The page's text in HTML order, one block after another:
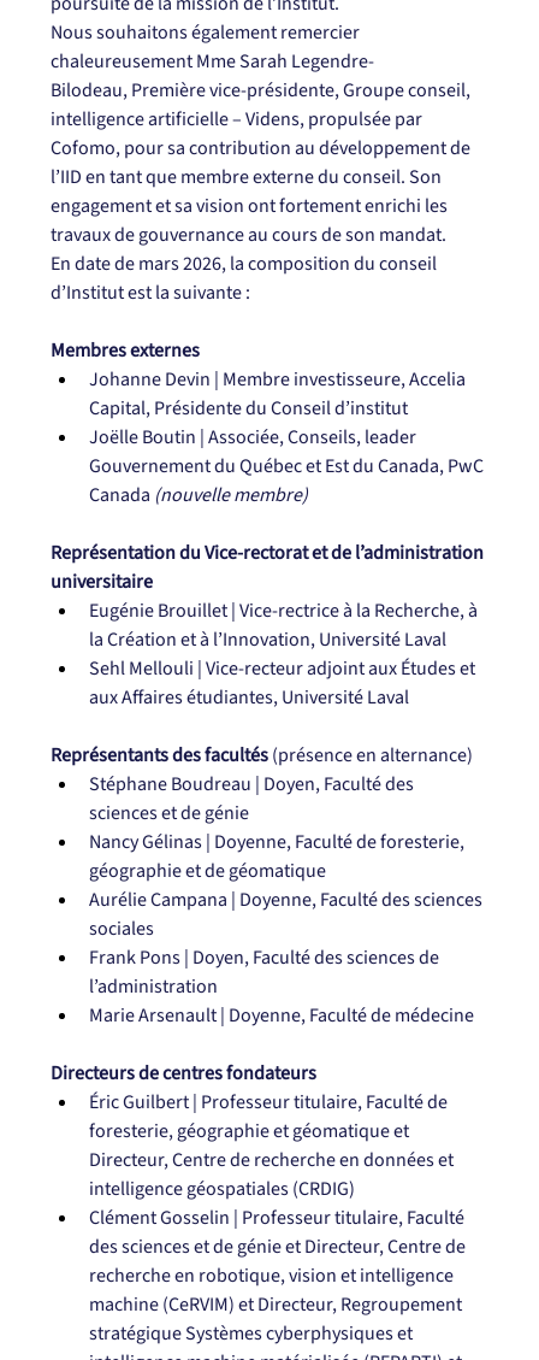
Nous souhaitons également remercier
chaleureusement Mme Sarah Legendre-
Bilodeau, Première vice-présidente, Groupe conseil,
intelligence artificielle – Videns, propulsée par
Cofomo, pour sa contribution au développement de
l’IID en tant que membre externe du conseil. Son
engagement et sa vision ont fortement enrichi les
travaux de gouvernance au cours de son mandat.
En date de mars 2026, la composition du conseil
d’Institut est la suivante :
Membres externes
Johanne Devin | Membre investisseure, Accelia
Capital, Présidente du Conseil d’institut
Joëlle Boutin | Associée, Conseils, leader
Gouvernement du Québec et Est du Canada, PwC
Canada (nouvelle membre)
Représentation du Vice-rectorat et de l’administration
universitaire
Eugénie Brouillet | Vice-rectrice à la Recherche, à
la Création et à l’Innovation, Université Laval
Sehl Mellouli | Vice-recteur adjoint aux Études et
aux Affaires étudiantes, Université Laval
Représentants des facultés (présence en alternance)
Stéphane Boudreau | Doyen, Faculté des
sciences et de génie
Nancy Gélinas | Doyenne, Faculté de foresterie,
géographie et de géomatique
Aurélie Campana | Doyenne, Faculté des sciences
sociales
Frank Pons | Doyen, Faculté des sciences de
l’administration
Marie Arsenault | Doyenne, Faculté de médecine
Directeurs de centres fondateurs
Éric Guilbert | Professeur titulaire, Faculté de
foresterie, géographie et géomatique et
Directeur, Centre de recherche en données et
intelligence géospatiales (CRDIG)
Clément Gosselin | Professeur titulaire, Faculté
des sciences et de génie et Directeur, Centre de
recherche en robotique, vision et intelligence
machine (CeRVIM) et Directeur, Regroupement
stratégique Systèmes cyberphysiques et